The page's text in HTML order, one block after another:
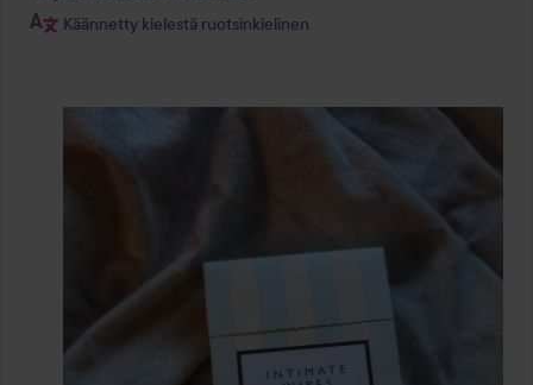
Käännetty kielestä ruotsinkielinen